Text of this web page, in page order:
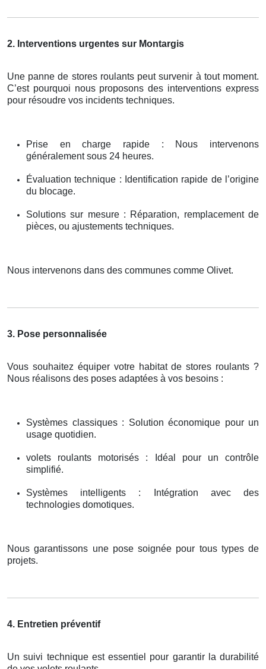
2. Interventions urgentes sur Montargis
Une panne de stores roulants peut survenir à tout moment.
C’est pourquoi nous proposons des interventions express
pour résoudre vos incidents techniques.
Prise en charge rapide : Nous intervenons
généralement sous 24 heures.
Évaluation technique : Identification rapide de l’origine
du blocage.
Solutions sur mesure : Réparation, remplacement de
pièces, ou ajustements techniques.
Nous intervenons dans des communes comme Olivet.
3. Pose personnalisée
Vous souhaitez équiper votre habitat de stores roulants ?
Nous réalisons des poses adaptées à vos besoins :
Systèmes classiques : Solution économique pour un
usage quotidien.
volets roulants motorisés : Idéal pour un contrôle
simplifié.
Systèmes intelligents : Intégration avec des
technologies domotiques.
Nous garantissons une pose soignée pour tous types de
projets.
4. Entretien préventif
Un suivi technique est essentiel pour garantir la durabilité